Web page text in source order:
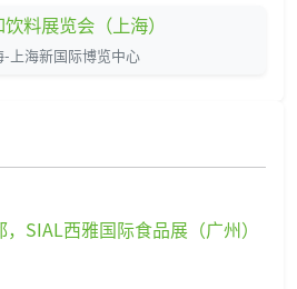
料展览会（上海）
-上海新国际博览中心
SIAL西雅国际食品展（广州）